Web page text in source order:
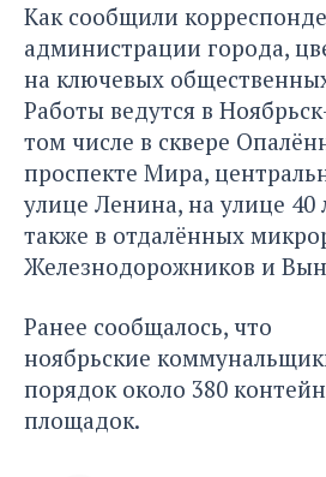
Как сообщили
администрации города,
на ключевых
Работы ведутся в
том числе в сквере
проспекте Мира,
улице Ленина, на улице 40
также в отдалённых
Железнодорожников и
Ранее сообщалось, что
ноябрьские
порядококоло 380
площадок.